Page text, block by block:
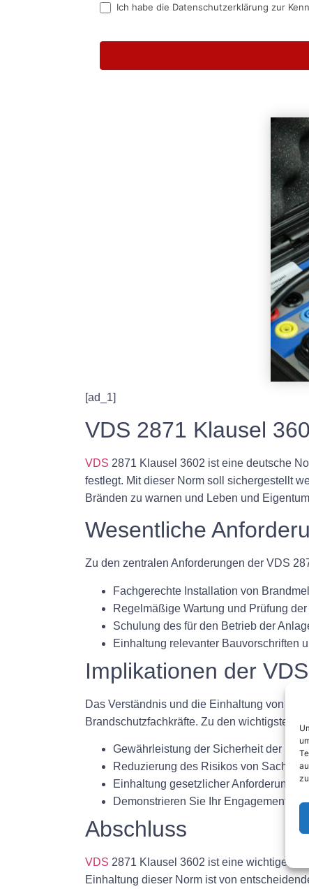
Ich habe die Datenschutzerklärung zur
[ad_1]
VDS 2871 Klausel
VDS 2871 Klausel 3602 ist eine deutsche
festlegt. Mit dieser Norm soll sichergestellt
Bränden zu warnen und Leben und
Wesentliche
Zu den zentralen Anforderungen der VDS
Fachgerechte Installation von
Regelmäßige Wartung und Prüfung
Schulung des für den Betrieb der
Einhaltung relevanter Bauvorschriften
Implikationen der
Das Verständnis und die Einhaltung von
Brandschutzfachkräfte. Zu den wichtigsten
Gewährleistung der Sicherheit der
Reduzierung des Risikos von
Einhaltung gesetzlicher
Demonstrieren Sie Ihr Engagement für
Abschluss
VDS 2871 Klausel 3602 ist eine wichtige
Einhaltung dieser Norm ist von